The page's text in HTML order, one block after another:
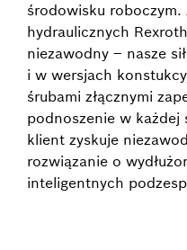
środowisku
hydraulicznych
niezawodny – nasze
i w wersjach
śrubami złącznymi
podnoszenie w każdej
klient zyskuje
rozwiązanie o
inteligentnych